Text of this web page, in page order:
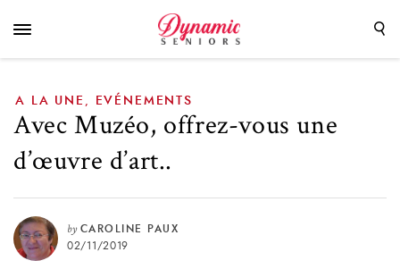
A LA UNE EVÉNEMENTS
Avec Muzéo, offrez-vous une
d’œuvre d’art..
by CAROLINE PAUX
02/11/2019